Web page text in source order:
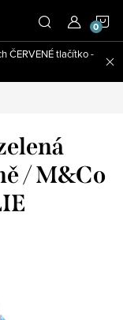
ČERVENÉ tlačítko -
/ M&Co